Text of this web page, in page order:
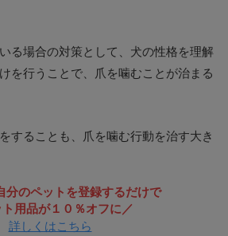
る場合の対策として、犬の性格を理解
を行うことで、爪を噛むことが治まる
することも、爪を噛む行動を治す大き
分のペットを登録するだけで
用品が１０％オフに／
詳しくはこちら